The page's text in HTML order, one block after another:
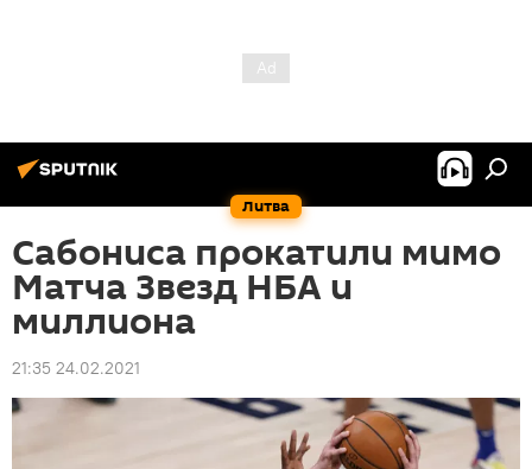
Литва
Сабониса прокатили мимо
Матча Звезд НБА и
миллиона
21:35 24.02.2021